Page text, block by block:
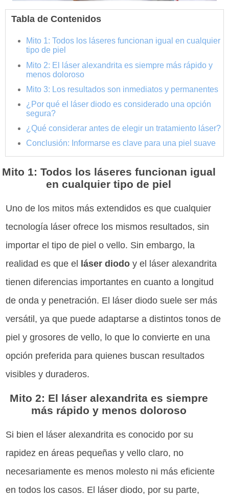
Tabla de Contenidos
Mito 1: Todos los láseres funcionan igual en cualquier
tipo de piel
Mito 2: El láser alexandrita es siempre más rápido y
menos doloroso
Mito 3: Los resultados son inmediatos y permanentes
¿Por qué el láser diodo es considerado una opción
segura?
¿Qué considerar antes de elegir un tratamiento láser?
Conclusión: Informarse es clave para una piel suave
Mito 1: Todos los láseres funcionan igual
en cualquier tipo de piel
Uno de los mitos más extendidos es que cualquier
tecnología láser ofrece los mismos resultados, sin
importar el tipo de piel o vello. Sin embargo, la
realidad es que el láser diodo y el láser alexandrita
tienen diferencias importantes en cuanto a longitud
de onda y penetración. El láser diodo suele ser más
versátil, ya que puede adaptarse a distintos tonos de
piel y grosores de vello, lo que lo convierte en una
opción preferida para quienes buscan resultados
visibles y duraderos.
Mito 2: El láser alexandrita es siempre
más rápido y menos doloroso
Si bien el láser alexandrita es conocido por su
rapidez en áreas pequeñas y vello claro, no
necesariamente es menos molesto ni más eficiente
en todos los casos. El láser diodo, por su parte,